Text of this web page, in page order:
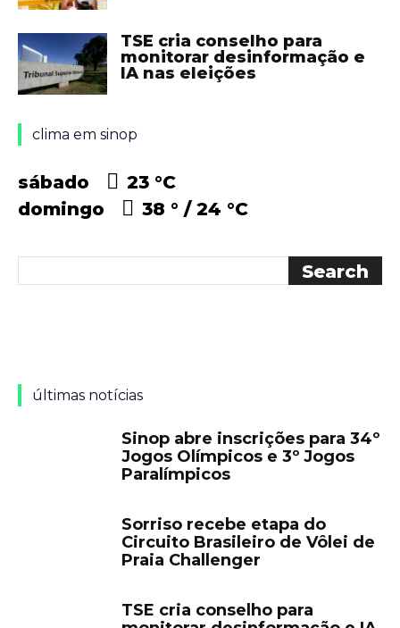
TSE cria conselho para
monitorar desinformação e
IA nas eleições
clima em sinop
sábado 23 °C
domingo
38 ° 24 °C
últimas notícias
Sinop abre inscrições para 34º
Jogos Olímpicos e 3º Jogos
Paralímpicos
Sorriso recebe etapa do
Circuito Brasileiro de Vôlei de
Praia Challenger
TSE cria conselho para